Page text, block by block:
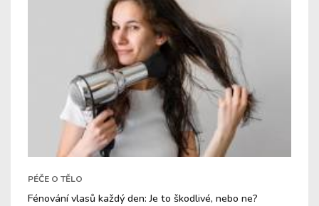
PÉČE O TĚLO
Fénování vlasů každý den: Je to škodlivé, nebo ne?